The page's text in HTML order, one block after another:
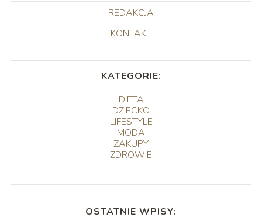
REDAKCJA
KONTAKT
KATEGORIE:
DIETA
DZIECKO
LIFESTYLE
MODA
ZAKUPY
ZDROWIE
OSTATNIE WPISY: